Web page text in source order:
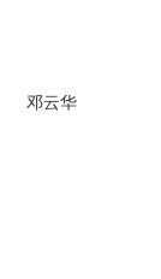
邓云华